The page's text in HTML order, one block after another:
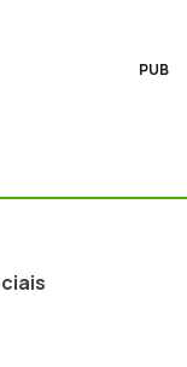
PUB